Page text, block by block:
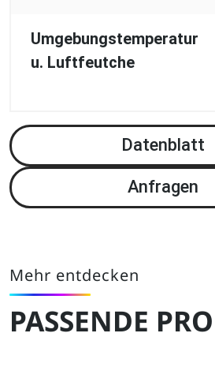
Umgebungstemperatur
u. Luftfeutche
Datenblatt
Anfragen
Mehr entdecken
PASSENDE